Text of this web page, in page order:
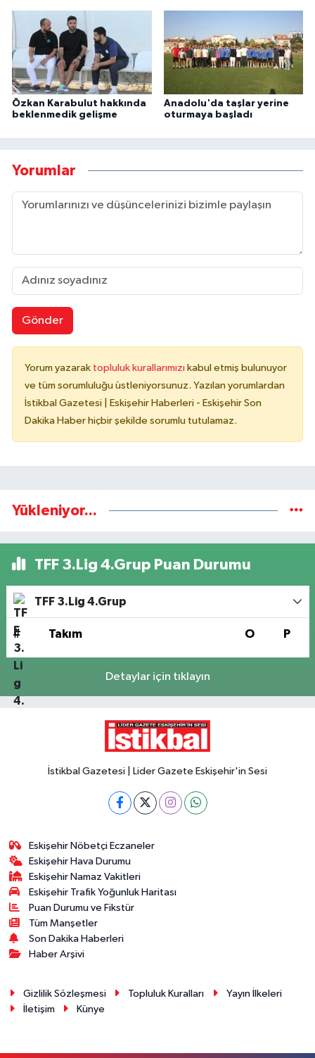
Özkan Karabulut hakkında
beklenmedik gelişme
Anadolu'da taşlar yerine
oturmaya başladı
Yorumlar
Gönder
Yorum yazarak topluluk kurallarımızı kabul etmiş bulunuyor
ve tüm sorumluluğu üstleniyorsunuz. Yazılan yorumlardan
İstikbal Gazetesi | Eskişehir Haberleri - Eskişehir Son
Dakika Haber hiçbir şekilde sorumlu tutulamaz.
Yükleniyor...
TFF 3.Lig 4.Grup Puan Durumu
TFF 3.Lig 4.Grup
# Takım O P
Detaylar için tıklayın
İstikbal Gazetesi | Lider Gazete Eskişehir'in Sesi
Eskişehir Nöbetçi Eczaneler
Eskişehir Hava Durumu
Eskişehir Namaz Vakitleri
Eskişehir Trafik Yoğunluk Haritası
Puan Durumu ve Fikstür
Tüm Manşetler
Son Dakika Haberleri
Haber Arşivi
Gizlilik Sözleşmesi Topluluk Kuralları
Yayın İlkeleri
İletişim
Künye